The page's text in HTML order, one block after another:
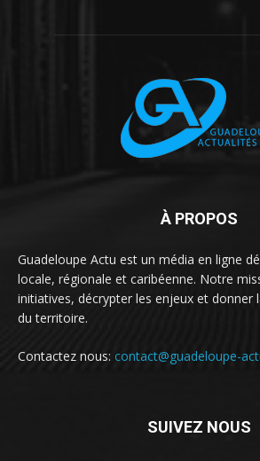
À PROPOS
Guadeloupe Actu est un média en ligne
locale, régionale et caribéenne. Notre
initiatives, décrypter les enjeux et donner
du territoire.
Contactez nous: contact@guadeloupe-
SUIVEZ NOUS